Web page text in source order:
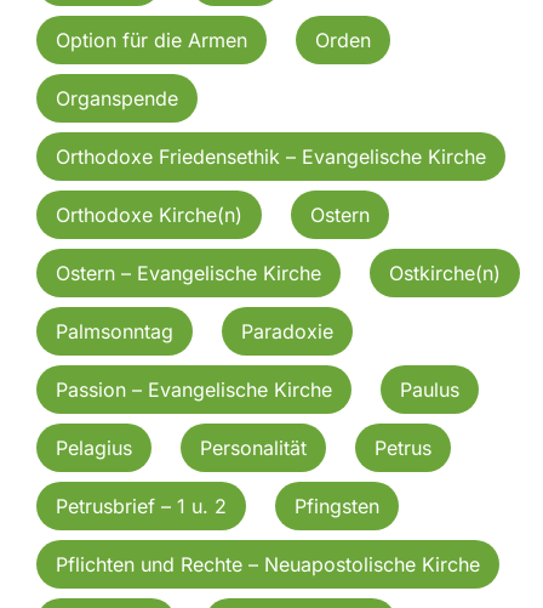
Option für die Armen Orden
Organspende
Orthodoxe Friedensethik – Evangelische Kirche
Orthodoxe Kirche(n) Ostern
Ostern – Evangelische Kirche Ostkirche(n)
Palmsonntag Paradoxie
Passion – Evangelische Kirche Paulus
Pelagius Personalität Petrus
Petrusbrief – 1 u. 2 Pfingsten
Pflichten und Rechte – Neuapostolische Kirche